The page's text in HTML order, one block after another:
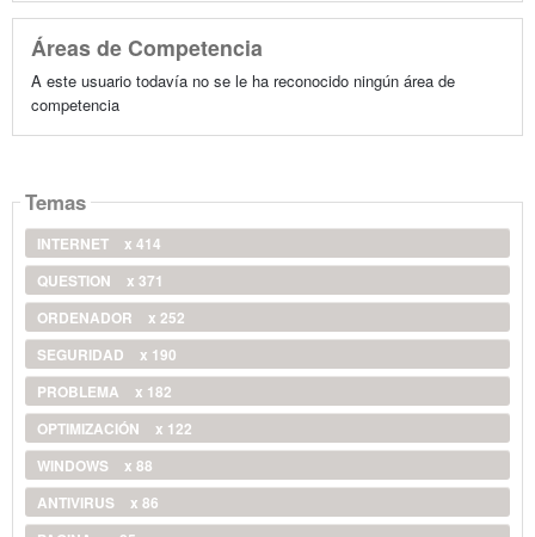
Áreas de Competencia
A este usuario todavía no se le ha reconocido ningún área de
competencia
Temas
INTERNET
x 414
QUESTION
x 371
ORDENADOR
x 252
SEGURIDAD
x 190
PROBLEMA
x 182
OPTIMIZACIÓN
x 122
WINDOWS
x 88
ANTIVIRUS
x 86